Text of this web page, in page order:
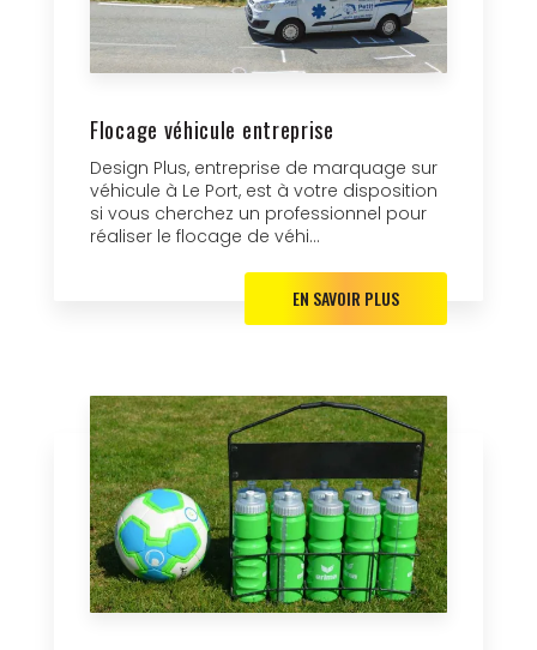
Flocage véhicule entreprise
Design Plus, entreprise de marquage sur
véhicule à Le Port, est à votre disposition
si vous cherchez un professionnel pour
réaliser le flocage de véhi...
EN SAVOIR PLUS